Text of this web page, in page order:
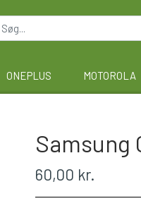
ONEPLUS MOTOROLA
Samsung
60,00 kr.